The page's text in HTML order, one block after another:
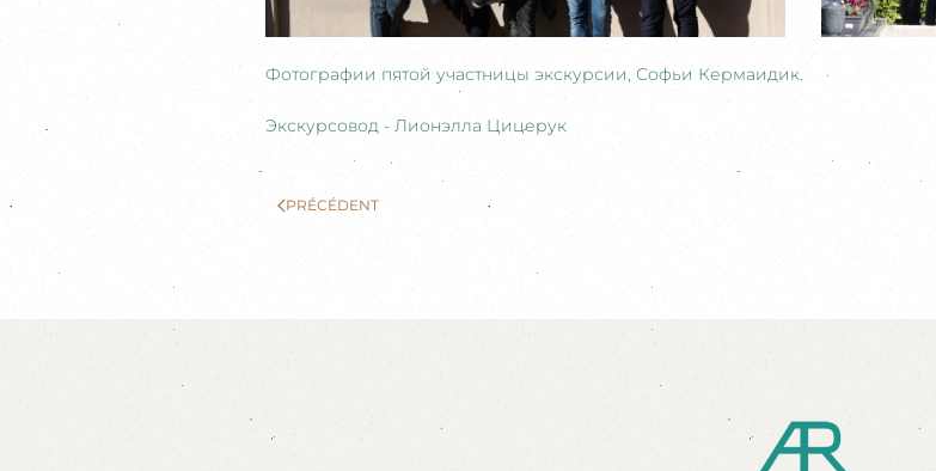
Фотографии пятой участницы экскурсии, Софьи Кермаидик.
Экскурсовод - Лионэлла Цицерук
PRÉCÉDENT